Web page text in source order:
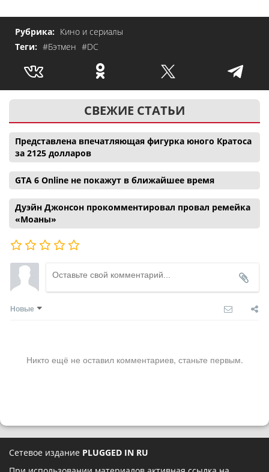
Рубрика: Кино и сериалы
Теги: #Бэтмен #DC
СВЕЖИЕ СТАТЬИ
Представлена впечатляющая фигурка юного Кратоса
за 2125 долларов
GTA 6 Online не покажут в ближайшее время
Дуэйн Джонсон прокомментировал провал ремейка
«Моаны»
Новые
Никто ещё не оставил комментариев, станьте первым.
Сетевое издание PLUGGED IN RU